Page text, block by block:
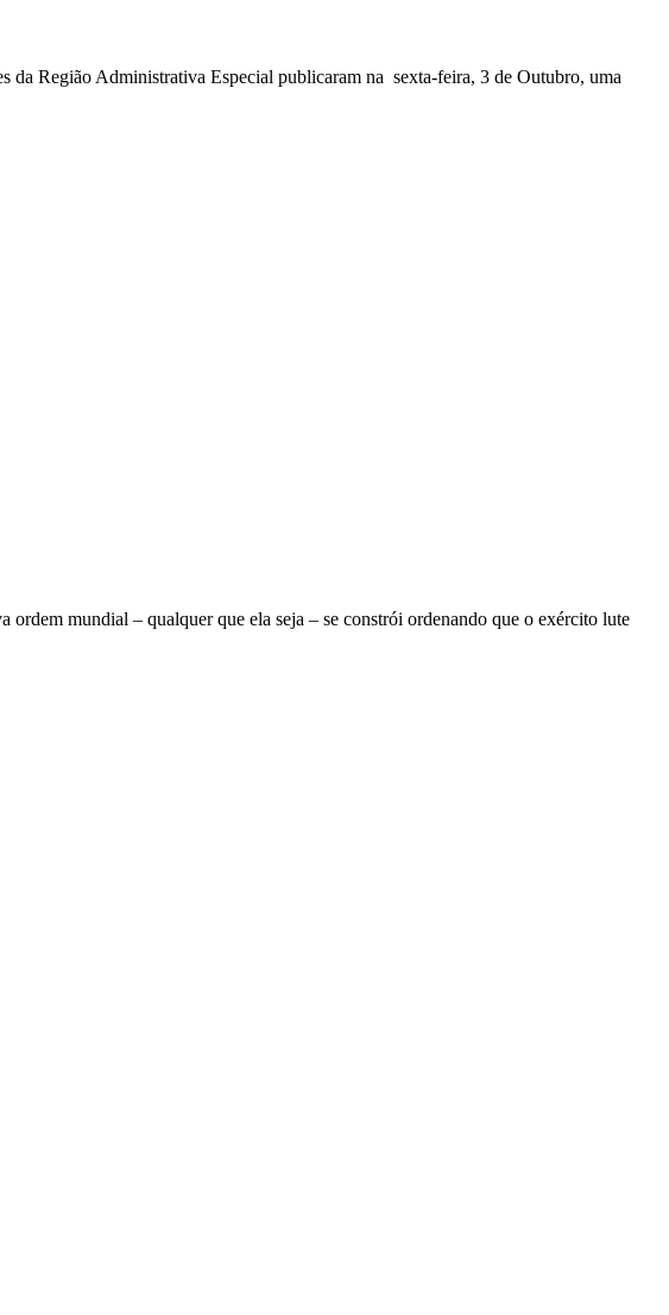
da Região Administrativa Especial publicaram na sexta-feira, 3 de Outubro, uma
mundial – qualquer que ela seja – se constrói ordenando que o exército lute